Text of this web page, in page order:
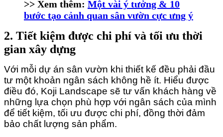
>> Xem thêm: Một vài ý tưởng & 10
bước tạo cảnh quan sân vườn cực ưng ý
2. Tiết kiệm được chi phí và tối ưu thời
gian xây dựng
Với mỗi dự án sân vườn khi thiết kế đều phải đầu
tư một khoản ngân sách không hề ít. Hiểu được
điều đó, Koji Landscape sẽ tư vấn khách hàng về
những lựa chọn phù hợp với ngân sách của mình
để tiết kiệm, tối ưu được chi phí, đồng thời đảm
bảo chất lượng sản phẩm.